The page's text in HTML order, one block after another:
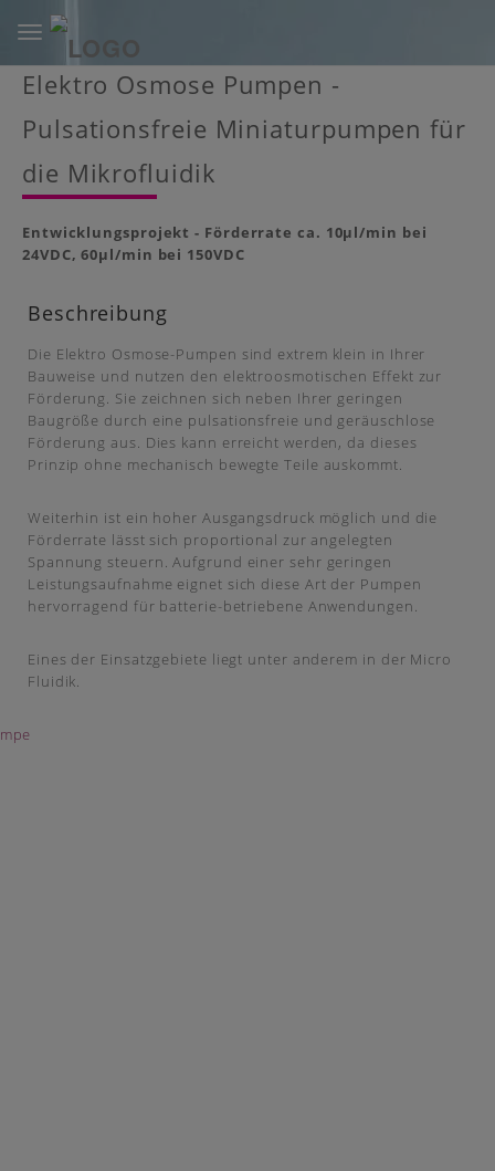
Skip
content
Toggle
navigation
Elektro Osmose Pumpen -
Pulsationsfreie Miniaturpumpen für
die Mikrofluidik
Entwicklungsprojekt - Förderrate ca. 10µl/min bei
24VDC, 60µl/min bei 150VDC
Beschreibung
Die Elektro Osmose-Pumpen sind extrem klein in Ihrer
Bauweise und nutzen den elektroosmotischen Effekt zur
Förderung. Sie zeichnen sich neben Ihrer geringen
Baugröße durch eine pulsationsfreie und geräuschlose
Förderung aus. Dies kann erreicht werden, da dieses
Prinzip ohne mechanisch bewegte Teile auskommt.
Weiterhin ist ein hoher Ausgangsdruck möglich und die
Förderrate lässt sich proportional zur angelegten
Spannung steuern. Aufgrund einer sehr geringen
Leistungsaufnahme eignet sich diese Art der Pumpen
hervorragend für batterie-betriebene Anwendungen.
Eines der Einsatzgebiete liegt unter anderem in der Micro
Fluidik.